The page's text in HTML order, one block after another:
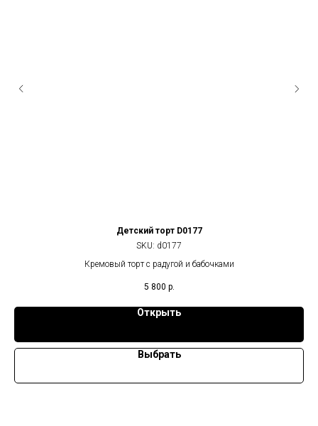
Детский торт D0177
SKU: d0177
Кремовый торт с радугой и бабочками
5 800 р.
Открыть
Выбрать